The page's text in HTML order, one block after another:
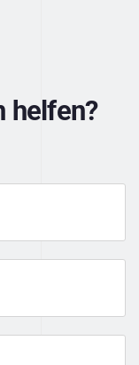
helfen?